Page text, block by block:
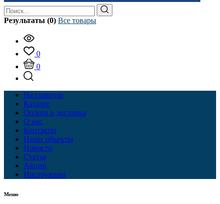
Результаты (0) Все товары
0
0
На главную
Каталог
Оплата и доставка
О нас
Контакты
Наши объекты
Новости
Статья
Акции
Инструкции
Меню